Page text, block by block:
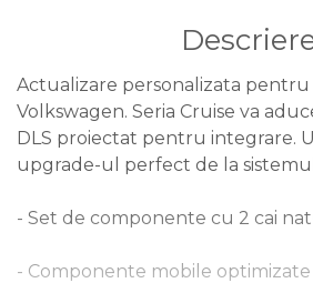
Actualizare personalizata pentru
Volkswagen. Seria Cruise va
DLS proiectat pentru integrare.
upgrade-ul perfect de la
- Set de componente cu 2 cai
- Componente mobile